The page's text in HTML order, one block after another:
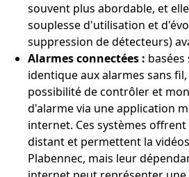
souvent plus abordable, et
souplesse d'utilisation et
suppression de détecteurs)
Alarmes connectées :
identique aux alarmes sans
possibilité de contrôler et
d'alarme via une application
internet. Ces systèmes offrent
distant et permettent la
Plabennec, mais leur